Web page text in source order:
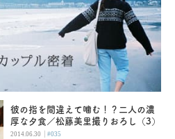
彼の指を間違えて噛む！？二人の濃
厚な夕食／松藤美里撮りおろし（3）
2014.06.30 |#035